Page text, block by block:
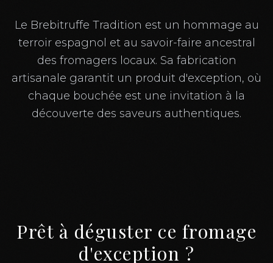
Le Brebitruffe Tradition est un hommage au
terroir espagnol et au savoir-faire ancestral
des fromagers locaux. Sa fabrication
artisanale garantit un produit d'exception, où
chaque bouchée est une invitation à la
découverte des saveurs authentiques.
Prêt à déguster ce fromage
d'exception ?